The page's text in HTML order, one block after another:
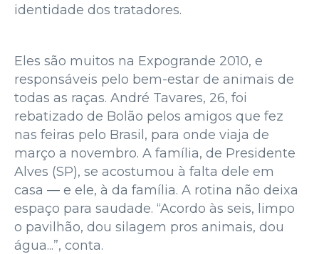
identidade dos tratadores.
Eles são muitos na Expogrande 2010, e
responsáveis pelo bem-estar de animais de
todas as raças. André Tavares, 26, foi
rebatizado de Bolão pelos amigos que fez
nas feiras pelo Brasil, para onde viaja de
março a novembro. A família, de Presidente
Alves (SP), se acostumou à falta dele em
casa — e ele, à da família. A rotina não deixa
espaço para saudade. “Acordo às seis, limpo
o pavilhão, dou silagem pros animais, dou
água...”, conta.